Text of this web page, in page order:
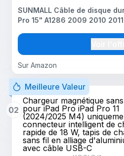
Sur Amazon
SUNMALL Câble de disque
Pro 15" A1286 2009 2010
Meilleure Valeur
02
Chargeur magnétique
pour iPad Pro iPad Pro 11
(2024/2025 M4)
connecteur intelligent de
rapide de 18 W, tapis de
sans fil en alliage
avec câble USB-C